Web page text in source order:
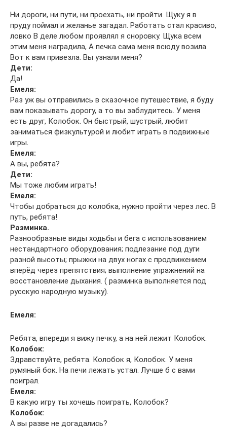
Ни дороги, ни пути, ни проехать, ни пройти. Щуку я в
пруду поймал и желанье загадал. Работать стал красиво,
ловко В деле любом проявлял я сноровку. Щука всем
этим меня наградила, А печка сама меня всюду возила.
Вот к вам привезла. Вы узнали меня?
Дети:
Да!
Емеля:
Раз уж вы отправились в сказочное путешествие, я буду
вам показывать дорогу, а то вы заблудитесь. У меня
есть друг, Колобок. Он быстрый, шустрый, любит
заниматься физкультурой и любит играть в подвижные
игры.
Емеля:
А вы, ребята?
Дети:
Мы тоже любим играть!
Емеля:
Чтобы добраться до колобка, нужно пройти через лес. В
путь, ребята!
Разминка.
Разнообразные виды ходьбы и бега с использованием
нестандартного оборудования; подлезание под дуги
разной высоты; прыжки на двух ногах с продвижением
вперёд через препятствия; выполнение упражнений на
восстановление дыхания. ( разминка выполняется под
русскую народную музыку).
Емеля:
Ребята, впереди я вижу печку, а на ней лежит Колобок.
Колобок:
Здравствуйте, ребята. Колобок я, Колобок. У меня
румяный бок. На печи лежать устал. Лучше б с вами
поиграл.
Емеля:
В какую игру ты хочешь поиграть, Колобок?
Колобок:
А вы разве не догадались?